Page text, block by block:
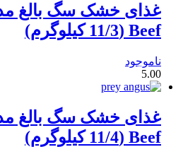
Beef (11/3 کیلوگرم)
ناموجود
5.00
Beef (11/4 کیلوگرم)